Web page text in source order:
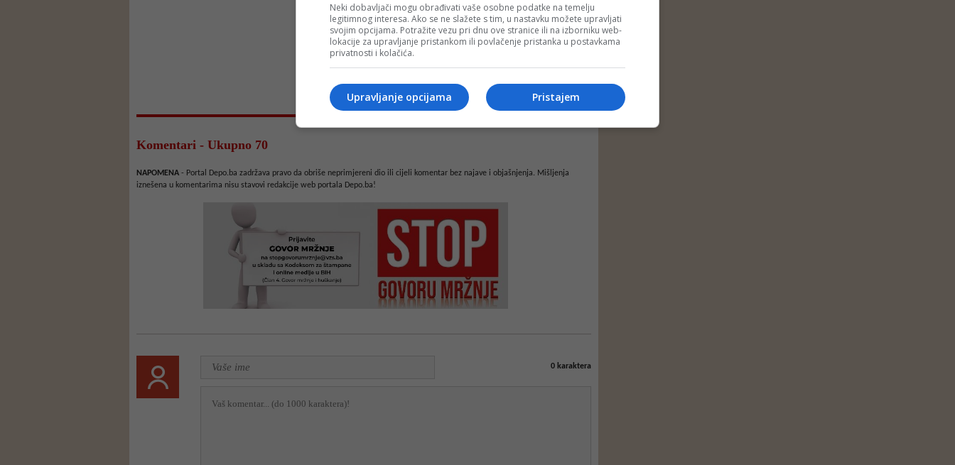
Komentari - Ukupno 70
NAPOMENA - Portal Depo.ba zadržava pravo da obriše neprimjereni dio ili cijeli komentar bez najave i objašnjenja. Mišljenja
iznešena u komentarima nisu stavovi redakcije web portala Depo.ba!
0karaktera
Neki dobavljači mogu obrađivati vaše osobne podatke na temelju
legitimnog interesa. Ako se ne slažete s tim, u nastavku možete upravljati
svojim opcijama. Potražite vezu pri dnu ove stranice ili na izborniku web-
lokacije za upravljanje pristankom ili povlačenje pristanka u postavkama
privatnosti i kolačića.
Pristajem
Upravljanje opcijama